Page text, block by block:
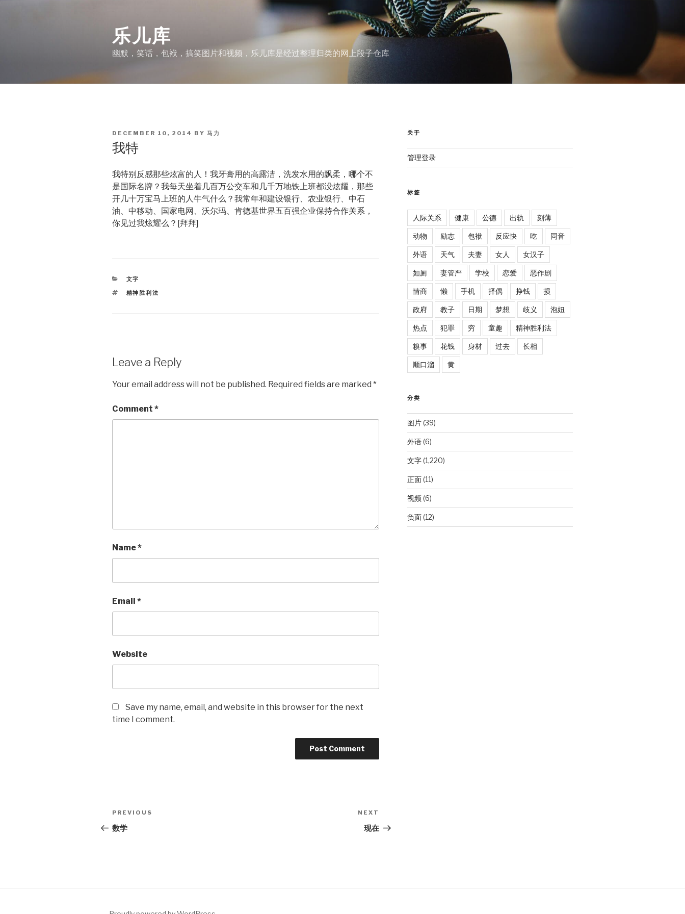
乐儿库
幽默，笑话，包袱，搞笑图片和视频，乐儿库是经过整理归类的网上段子仓库
POSTED
ON
DECEMBER 10, 2014 BY 马力
我特
我特别反感那些炫富的人！我牙膏用的高露洁，洗发水用的飘柔，哪个不
是国际名牌？我每天坐着几百万公交车和几千万地铁上班都没炫耀，那些
开几十万宝马上班的人牛气什么？我常年和建设银行、农业银行、中石
油、中移动、国家电网、沃尔玛、肯德基世界五百强企业保持合作关系，
你见过我炫耀么？[拜拜]
CATEGORIES
文字
TAGS
精神胜利法
Leave a Reply
Your email address will not be published. Required fields are marked *
Comment *
Name*
Email *
Website
Save my name, email, and website in this browser for the next
time I comment.
Post
navigation
Previous
Post
PREVIOUS
数学
Post
NEXT
现在
关于
管理登录
标签
人际关系 健康 公德 出轨 刻薄
动物 励志 包袱 反应快 吃 同音
外语 天气 夫妻 女人 女汉子
如厕 妻管严 学校 恋爱 恶作剧
情商 懒 手机 择偶 挣钱 损
政府 教子 日期 梦想 歧义 泡妞
热点 犯罪 穷 童趣 精神胜利法
糗事 花钱 身材 过去 长相
顺口溜 黄
分类
图片(39)
外语(6)
文字(1,220)
正面(11)
视频(6)
负面(12)